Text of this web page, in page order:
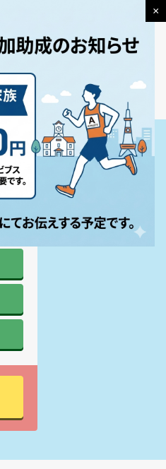
×